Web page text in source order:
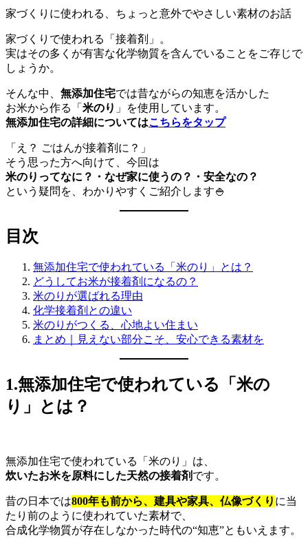
家づくりに使われる、ちょっと意外でやさしい素材のお話
家づくりで使われる「接着剤」。
実はその多くが有害な化学物質を含んでいることをご存じで
しょうか。
そんな中、 無添加住宅では昔ながらの知恵を活かした
お米から作る「 米のり 」を使用しています。
無添加住宅の詳細についてはこちらをタップ
「え？ ごはんが接着剤に？」
そう思った方へ向けて、今回は
米のりってなに？・なぜ家に使うの？・安全なの？
という疑問を、わかりやすくご紹介します🍚
目次
無添加住宅で使われている「米のり」とは？
どうしてお米が接着剤になるの？
米のりが選ばれる理由
化学接着剤との違い
米のりがつくる、心地よい住まい
まとめ｜見えない部分こそ、安心できる素材を
1.無添加住宅で使われている「米の
り」とは？
無添加住宅で使われている「米のり」は、
炊いたお米を原料にした天然の接着剤 です。
昔の日本では800年も前から、建具や家具、仏像づくり に当
たり前のように使われていた素材で、
合成化学物質が存在しなかった時代の“知恵”ともいえます。